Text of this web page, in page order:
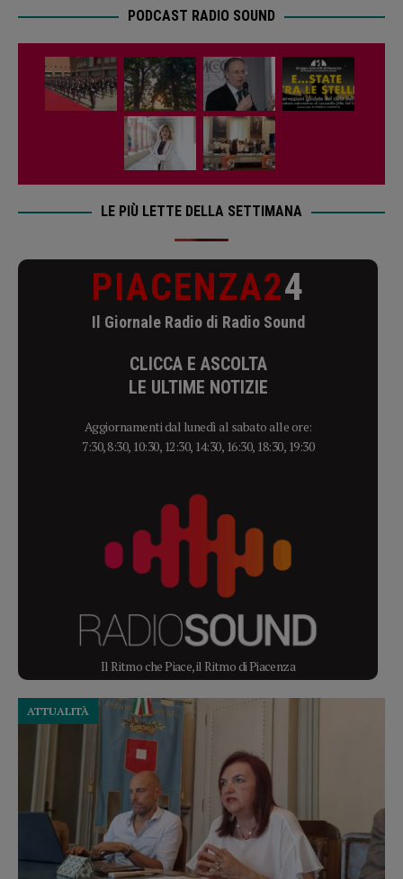
PODCAST RADIO SOUND
LE PIÙ LETTE DELLA SETTIMANA
PIACENZA24
Il Giornale Radio di Radio Sound
CLICCA E ASCOLTA
LE ULTIME NOTIZIE
Aggiornamenti dal lunedì al sabato alle ore:
7:30, 8:30, 10:30, 12:30, 14:30, 16:30, 18:30, 19:30
Il Ritmo che Piace, il Ritmo di Piacenza
ATTUALITÀ